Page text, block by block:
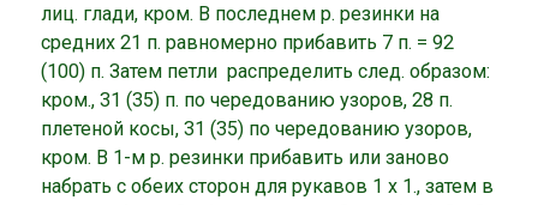
лиц. глади, кром. В последнем р. резинки на
средних 21 п. равномерно прибавить 7 п. = 92
(100) п. Затем петли распределить след. образом:
кром., 31 (35) п. по чередованию узоров, 28 п.
плетеной косы, 31 (35) по чередованию узоров,
кром. В 1-м р. резинки прибавить или заново
набрать с обеих сторон для рукавов 1 х 1., затем в